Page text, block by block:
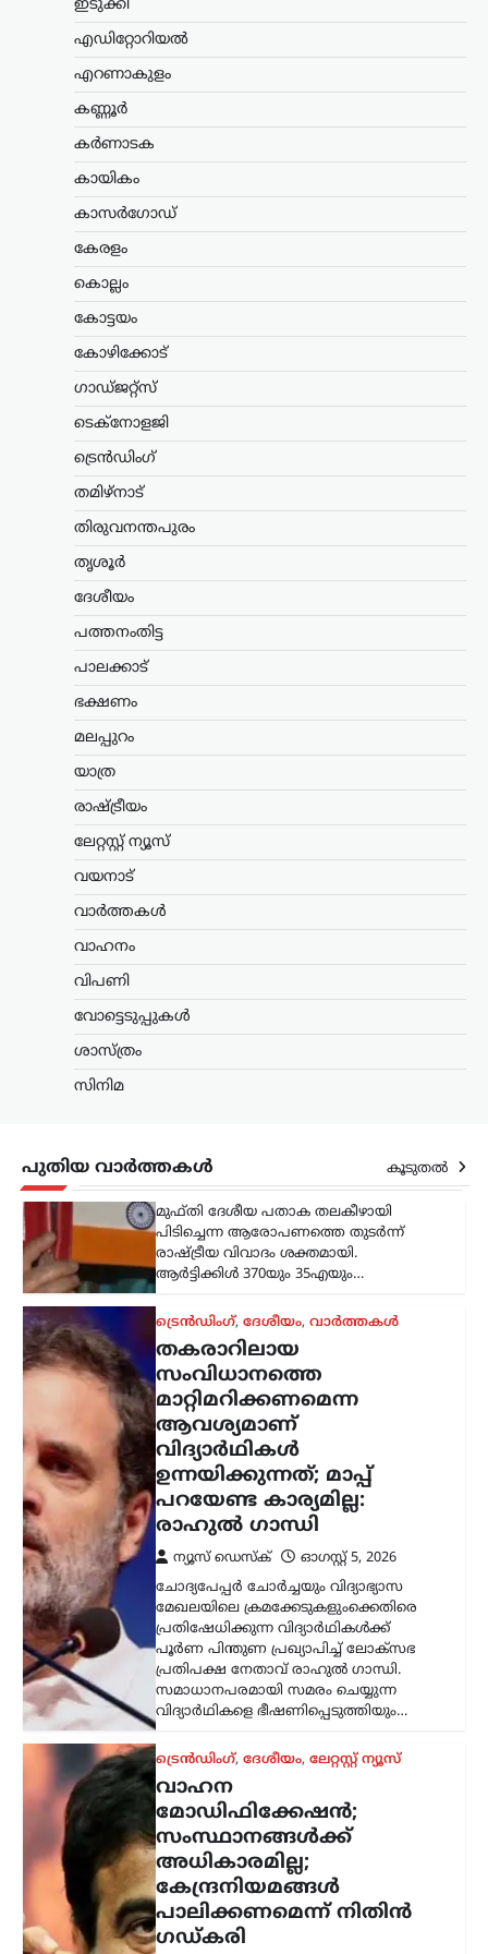
ഇടുക്കി
എഡിറ്റോറിയൽ
എറണാകുളം
കണ്ണൂർ
കർണാടക
കായികം
കാസർഗോഡ്
കേരളം
കൊല്ലം
കോട്ടയം
കോഴിക്കോട്
ഗാഡ്ജറ്റ്സ്
ടെക്നോളജി
ട്രെൻഡിംഗ്
തമിഴ്നാട്
തിരുവനന്തപുരം
തൃശൂർ
ദേശീയം
പത്തനംതിട്ട
പാലക്കാട്
ഭക്ഷണം
മലപ്പുറം
യാത്ര
രാഷ്ട്രീയം
ലേറ്റസ്റ്റ് ന്യൂസ്
വയനാട്
വാർത്തകൾ
വാഹനം
വിപണി
വോട്ടെടുപ്പുകൾ
ശാസ്ത്രം
സിനിമ
പുതിയ വാർത്തകൾ കൂടുതൽ
ശ്രീരാമന്റെ പേരിൽ
ജനങ്ങളിൽ നിന്ന്
ലഭിക്കുന്ന വിശ്വാസത്തെ
ഏറ്റവും വലിയ പാപം
ചെയ്തിരിക്കുന്നത്
ബിജെപി: അഖിലേഷ്
പിഡിഎ (പിന്നാക്കവർ, ദളിതർ,
ഭയപ്പെടുന്നുവെന്ന് സമാജ്‌വാദി പാർട്ടി
അധ്യക്ഷൻ അഖിലേഷ് യാദവ്
ആരോപിച്ചു. പിഡിഎയുടെ ശക്തി
വർധിച്ചതോടെയാണ് അതിനെ
അപകീർത്തിപ്പെടുത്താൻ ബിജെപി
പുതിയ…
മെഹബൂബ മുഫ്തി
ത്രിവർണ്ണ പതാക
തലകീഴായി പിടിച്ചു;
ഗിരിരാജ് സിംഗ്
ജമ്മു കശ്മീരിന്റെ മുൻ മുഖ്യമന്ത്രിയും
ആർട്ടിക്കിൾ 370യും 35എയും…
ട്രെൻഡിംഗ്
തകരാറിലായ
സംവിധാനത്തെ
മാറ്റിമറിക്കണമെന്ന
വിദ്യാർഥികൾ
ഉന്നയിക്കുന്നത്; മാപ്പ്
പറയേണ്ട കാര്യമില്ല:
രാഹുൽ ഗാന്ധി
ന്യൂസ് ഡെസ്ക്
ഓഗസ്റ്റ്‌ 5, 2026
പൂർണ പിന്തുണ പ്രഖ്യാപിച്ച് ലോക്‌സഭ
പ്രതിപക്ഷ നേതാവ് രാഹുൽ ഗാന്ധി.
സമാധാനപരമായി സമരം ചെയ്യുന്ന
വിദ്യാർഥികളെ ഭീഷണിപ്പെടുത്തിയും…
ട്രെൻഡിംഗ്, ദേശീയം,ലേറ്റസ്റ്റ് ന്യൂസ്
വാഹന
മോഡിഫിക്കേഷൻ;
സംസ്ഥാനങ്ങൾക്ക്
അധികാരമില്ല;
കേന്ദ്രനിയമങ്ങൾ
പാലിക്കണമെന്ന് നിതിൻ
ഗഡ്കരി
ന്യൂസ് ഡെസ്ക്
ഓഗസ്റ്റ്‌ 5, 2026
വാഹനങ്ങളുടെ രൂപമാറ്റവുമായി
ബന്ധപ്പെട്ട മാനദണ്ഡങ്ങൾ
നിശ്ചയിക്കാൻ സംസ്ഥാന
സർക്കാരുകൾക്ക് അധികാരമില്ലെന്ന്
കേന്ദ്ര റോഡ് ഗതാഗത മന്ത്രി നിതിൻ
ഗഡ്കരി രാജ്യസഭയിൽ വ്യക്തമാക്കി.
ഇക്കാര്യത്തിൽ കേന്ദ്രസർക്കാർ
നിശ്ചയിച്ച കർശന…
ട്രെൻഡിംഗ്,ദേശീയം,ലേറ്റസ്റ്റ് ന്യൂസ്
ശ്രീരാമന്റെ പേരിൽ
ജനങ്ങളിൽ നിന്ന്
ലഭിക്കുന്ന വിശ്വാസത്തെ
ബിജെപി ദുരുപയോഗം
ചെയ്യുന്നു; രാജ്യത്ത്
ഏറ്റവും വലിയ പാപം
ചെയ്തിരിക്കുന്നത്
ബിജെപി: അഖിലേഷ്
യാദവ്